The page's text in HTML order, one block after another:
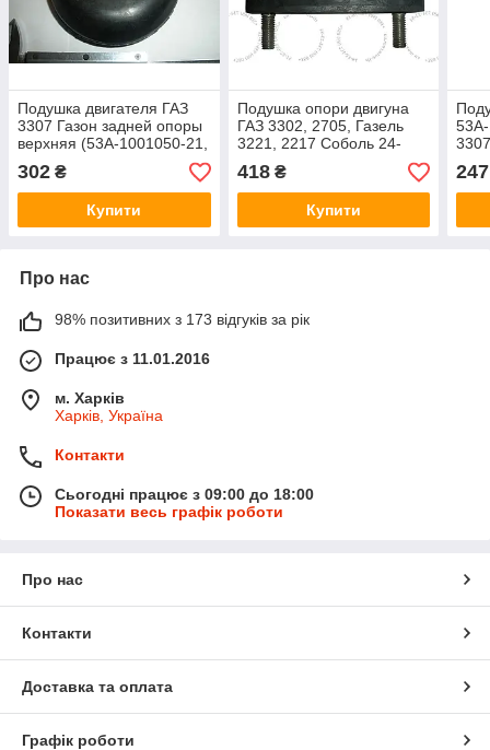
Подушка двигателя ГАЗ
3307 Газон задней опоры
верхняя (53А-1001050-21,
пр-во ЯРТИ)
302 ₴
Купити
Подушка опори двигуна
ГАЗ 3302, 2705, Газель
3221, 2217 Соболь 24-
1001050-Б ( задньої опори
КПП ) пр-во ЯРТИ
418₴
Купити
247
Про нас
98% позитивних з 173 відгуків за рік
Працює з 11.01.2016
м. Харків
Харків, Україна
Контакти
Сьогодні працює з 09:00 до 18:00
Показати весь графік роботи
Про нас
Контакти
Доставка та оплата
Графік роботи